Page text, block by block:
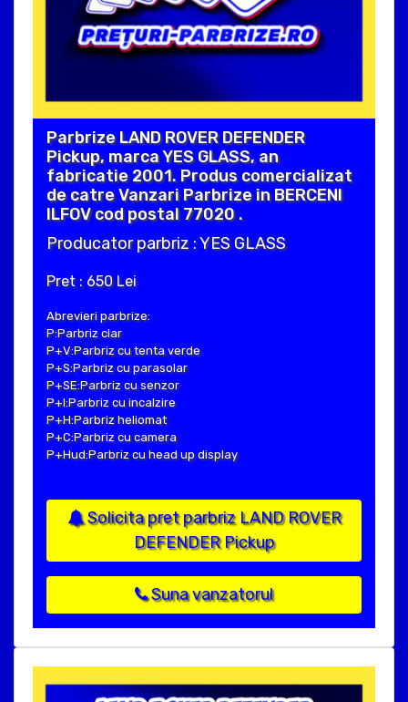
Parbrize LAND ROVER DEFENDER
Pickup, marca YES GLASS, an
fabricatie 2001. Produs comercializat
de catre Vanzari Parbrize in BERCENI
ILFOV cod postal 77020 .
Producator parbriz : YES GLASS
Pret : 650 Lei
Abrevieri parbrize:
P:Parbriz clar
P+V:Parbriz cu tenta verde
P+S:Parbriz cu parasolar
P+SE:Parbriz cu senzor
P+I:Parbriz cu incalzire
P+H:Parbriz heliomat
P+C:Parbriz cu camera
P+Hud:Parbriz cu head up display
Solicita pret parbriz LAND ROVER
DEFENDER Pickup
Suna vanzatorul